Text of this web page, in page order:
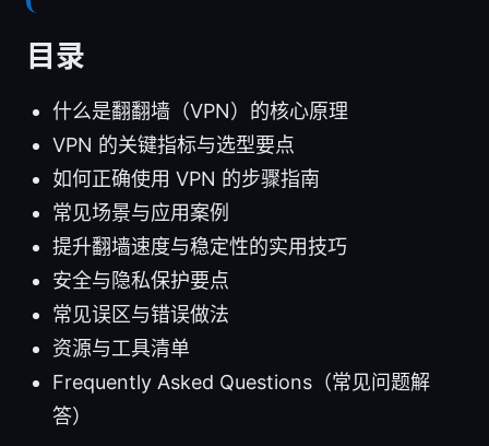
目录
什么是翻翻墙（VPN）的核心原理
VPN 的关键指标与选型要点
如何正确使用 VPN 的步骤指南
常见场景与应用案例
提升翻墙速度与稳定性的实用技巧
安全与隐私保护要点
常见误区与错误做法
资源与工具清单
Frequently Asked Questions（常见问题解
答）